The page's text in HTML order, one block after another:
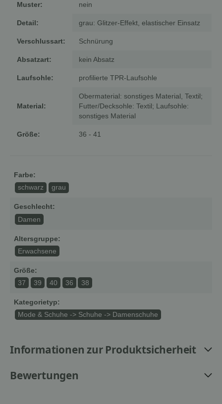
Muster: nein
Detail: grau: Glitzer-Effekt, elastischer Einsatz
Verschlussart: Schnürung
Absatzart: kein Absatz
Laufsohle: profilierte TPR-Laufsohle
Material:
Obermaterial: sonstiges Material, Textil;
Futter/Decksohle: Textil; Laufsohle:
sonstiges Material
Größe: 36 - 41
Farbe:
schwarz grau
Geschlecht:
Damen
Altersgruppe:
Erwachsene
Größe:
37 39 40 36 38
Kategorietyp:
Mode & Schuhe -> Schuhe -> Damenschuhe
Informationen zur Produktsicherheit
Bewertungen